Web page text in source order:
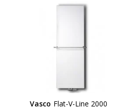
Vasco Flat-V-Line 2000